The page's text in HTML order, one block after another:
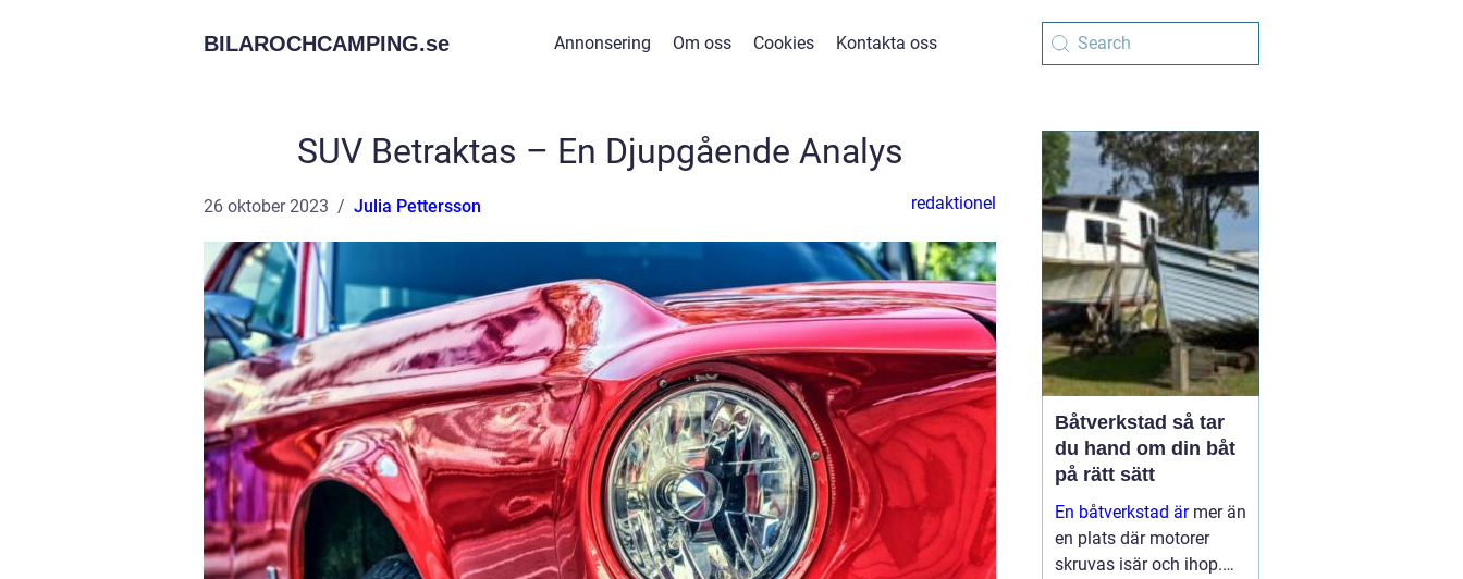
BILAROCHCAMPING.se Annonsering Om oss Cookies Kontakta oss
SUV Betraktas – En Djupgående Analys
26 oktober 2023 Julia Pettersson redaktionel
Båtverkstad så tar
du hand om din båt
på rätt sätt
En båtverkstad ärmer än
en plats där motorer
skruvas isär och ihop.